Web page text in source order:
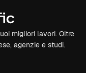
migliori lavori. Oltre
agenzie e studi.